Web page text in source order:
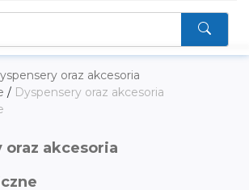
oraz akcesoria
/ Dyspensery oraz akcesoria
oraz akcesoria